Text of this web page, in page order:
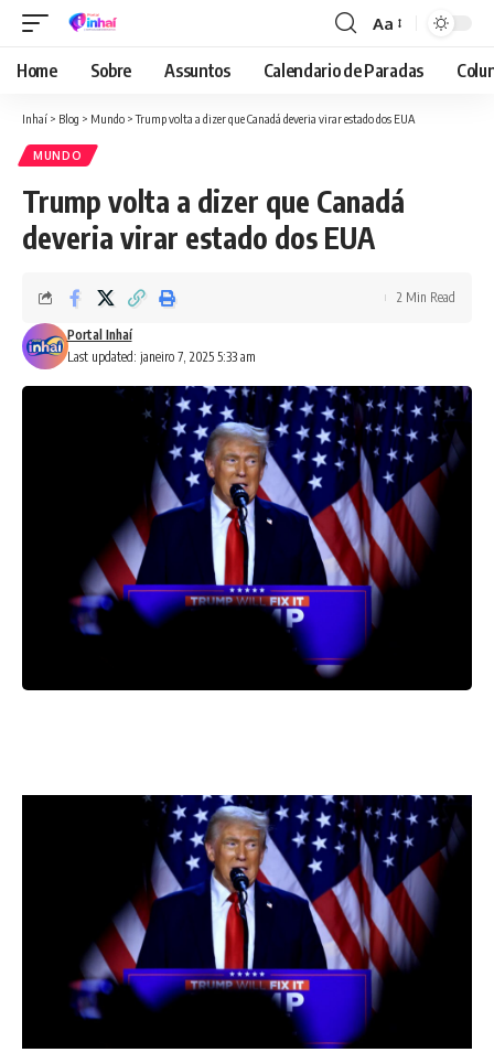
Font
Resizer
Aa
Home Sobre Assuntos Calendario de Paradas
Inhaí > Blog > Mundo >Trump volta a dizer que Canadá deveria virar estado dos EUA
MUNDO
Trump volta a dizer que Canadá
deveria virar estado dos EUA
Last updated: janeiro 7, 2025 5:33 am
Portal Inhaí
2 Min Read